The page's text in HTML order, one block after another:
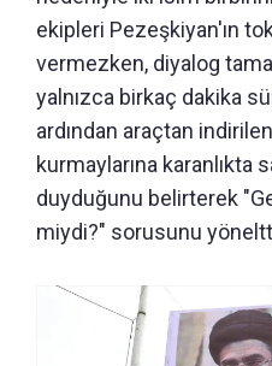
ekipleri Pezeşkiyan'ın
vermezken, diyalog
yalnızca birkaç dakika
ardından araçtan indirilen
kurmaylarına karanlıkta
duyduğunu belirterek
miydi?" sorusunu